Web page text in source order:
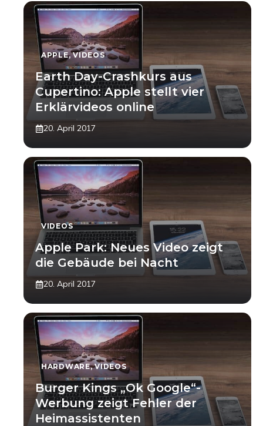
APPLE,VIDEOS
Earth Day-Crashkurs aus
Cupertino: Apple stellt vier
Erklärvideos online
20. April 2017
VIDEOS
Apple Park: Neues Video zeigt
die Gebäude bei Nacht
20. April 2017
HARDWARE,VIDEOS
Burger Kings „Ok Google“-
Werbung zeigt Fehler der
Heimassistenten